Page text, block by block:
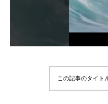
この記事のタイト